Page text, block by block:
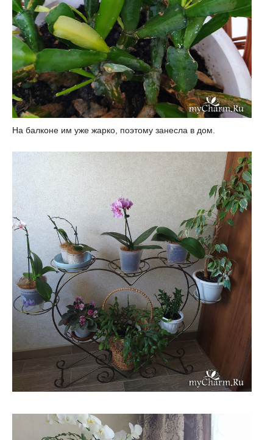
На балконе им уже жарко, поэтому занесла в дом.